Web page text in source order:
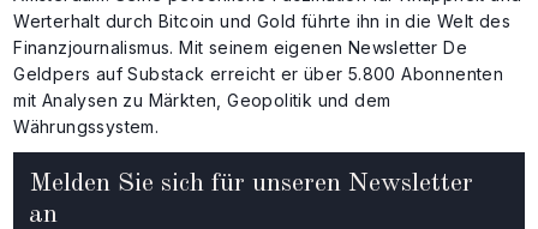
Melden Sie sich für unseren Newsletter
an
Werterhalt durch Bitcoin und Gold führte ihn in die Welt des
Finanzjournalismus. Mit seinem eigenen Newsletter De
Geldpers auf Substack erreicht er über 5.800 Abonnenten
mit Analysen zu Märkten, Geopolitik und dem
Währungssystem.